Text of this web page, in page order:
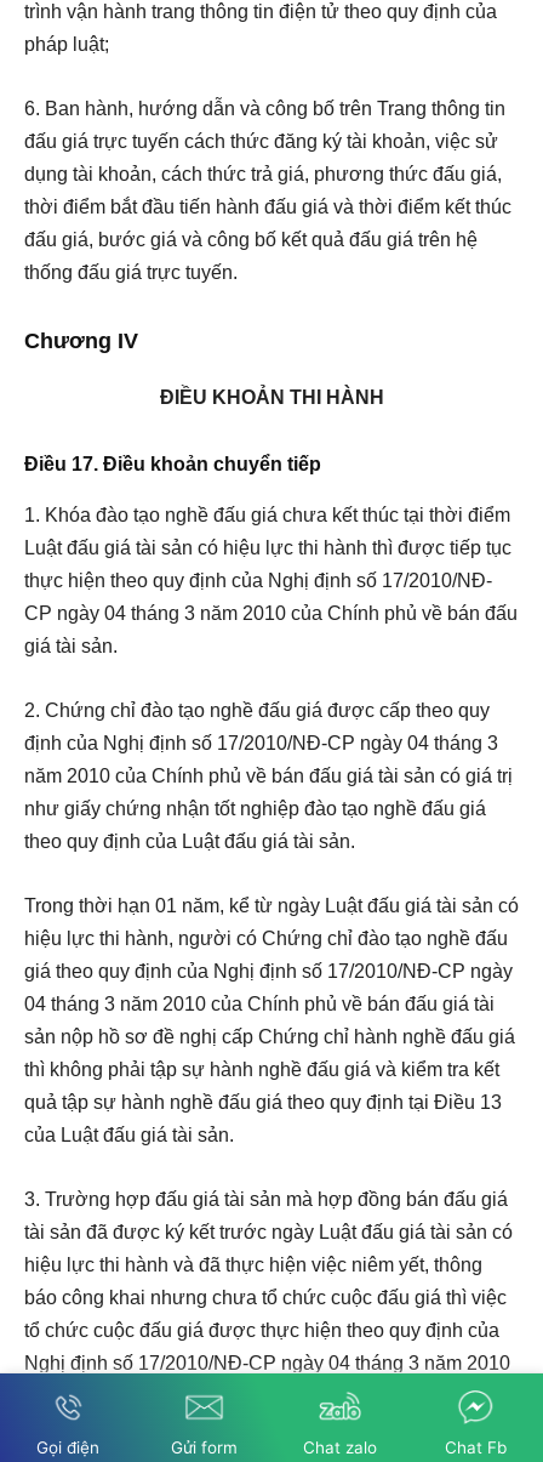
trình vận hành trang thông tin điện tử theo quy định của
pháp luật;
6. Ban hành, hướng dẫn và công bố trên Trang thông tin
đấu giá trực tuyến cách thức đăng ký tài khoản, việc sử
dụng tài khoản, cách thức trả giá, phương thức đấu giá,
thời điểm bắt đầu tiến hành đấu giá và thời điểm kết thúc
đấu giá, bước giá và công bố kết quả đấu giá trên hệ
thống đấu giá trực tuyến.
Chương IV
ĐIỀU KHOẢN THI HÀNH
Điều 17. Điều khoản chuyển tiếp
1. Khóa đào tạo nghề đấu giá chưa kết thúc tại thời điểm
Luật đấu giá tài sản có hiệu lực thi hành thì được tiếp tục
thực hiện theo quy định của Nghị định số 17/2010/NĐ-
CP ngày 04 tháng 3 năm 2010 của Chính phủ về bán đấu
giá tài sản.
2. Chứng chỉ đào tạo nghề đấu giá được cấp theo quy
định của Nghị định số 17/2010/NĐ-CP ngày 04 tháng 3
năm 2010 của Chính phủ về bán đấu giá tài sản có giá trị
như giấy chứng nhận tốt nghiệp đào tạo nghề đấu giá
theo quy định của Luật đấu giá tài sản.
Trong thời hạn 01 năm, kể từ ngày Luật đấu giá tài sản có
hiệu lực thi hành, người có Chứng chỉ đào tạo nghề đấu
giá theo quy định của Nghị định số 17/2010/NĐ-CP ngày
04 tháng 3 năm 2010 của Chính phủ về bán đấu giá tài
sản nộp hồ sơ đề nghị cấp Chứng chỉ hành nghề đấu giá
thì không phải tập sự hành nghề đấu giá và kiểm tra kết
quả tập sự hành nghề đấu giá theo quy định tại Điều 13
của Luật đấu giá tài sản.
3. Trường hợp đấu giá tài sản mà hợp đồng bán đấu giá
tài sản đã được ký kết trước ngày Luật đấu giá tài sản có
hiệu lực thi hành và đã thực hiện việc niêm yết, thông
báo công khai nhưng chưa tổ chức cuộc đấu giá thì việc
tổ chức cuộc đấu giá được thực hiện theo quy định của
Nghị định số 17/2010/NĐ-CP ngày 04 tháng 3 năm 2010
của Chính phủ về bán đấu giá tài sản.
Gọi điện Gửi form Chat zalo Chat Fb